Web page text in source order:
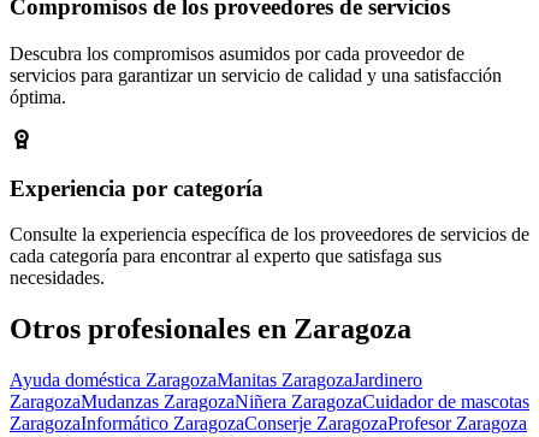
Compromisos de los proveedores de servicios
Descubra los compromisos asumidos por cada proveedor de
servicios para garantizar un servicio de calidad y una satisfacción
óptima.
Experiencia por categoría
Consulte la experiencia específica de los proveedores de servicios de
cada categoría para encontrar al experto que satisfaga sus
necesidades.
Otros profesionales en Zaragoza
Ayuda doméstica ZaragozaManitas ZaragozaJardinero
ZaragozaMudanzas ZaragozaNiñera ZaragozaCuidador de mascotas
ZaragozaInformático ZaragozaConserje ZaragozaProfesor Zaragoza